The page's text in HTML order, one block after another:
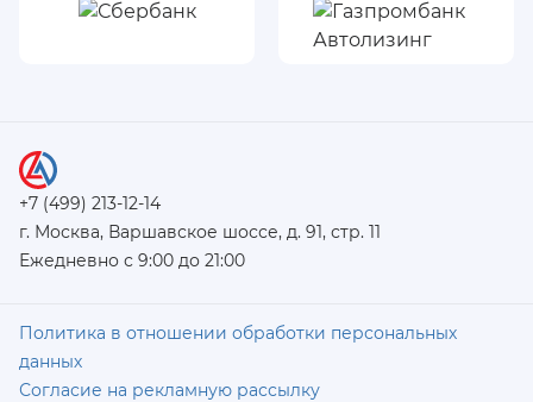
+7 (499) 213-12-14
г. Москва, Варшавское шоссе, д. 91, стр. 11
Ежедневно с 9:00 до 21:00
Политика в отношении обработки персональных
данных
Согласие на рекламную рассылку